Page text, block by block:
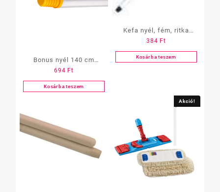
Bonus nyél 140 cm
(Heavy-duty)
694 Ft
Kosárba teszem
Kefa nyél, fém, ritka
menet, 120cm
384 Ft
Kosárba teszem
Akció!